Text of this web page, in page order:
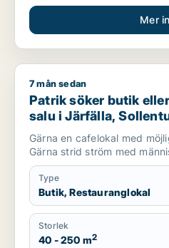
Mer
Patrik söker butik eller
7 mån sedan
Patrik söker butik
salu i Järfälla,
Gärna en cafelokal med
Gärna strid ström med
Type
Butik, Restauranglokal
Storlek
40 - 250 m2